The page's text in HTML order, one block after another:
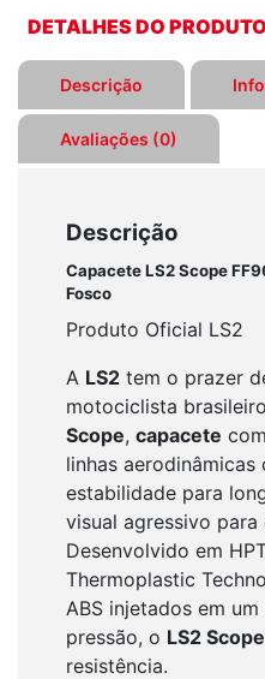
DETALHES DO PRODUTO
Descrição
Avaliações (0)
Descrição
Capacete LS2 Scope
Fosco
Produto Oficial LS2
A LS2 tem o prazer
motociclista
Scope, capacete
linhas aerodinâmicas
estabilidade para
visual agressivo para
Desenvolvido em
Thermoplastic
ABS injetados em
pressão, o LS2 Scope
resistência.